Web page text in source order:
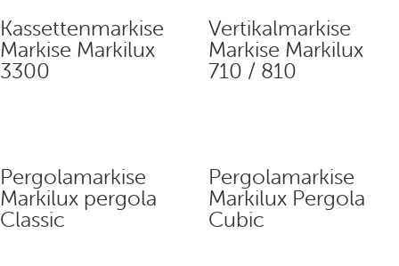
Kassettenmarkise
Markise Markilux
3300
Vertikalmarkise
Markise Markilux
710 / 810
Pergolamarkise
Markilux pergola
Classic
Pergolamarkise
Markilux Pergola
Cubic